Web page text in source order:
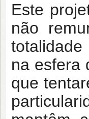
Este
não
na esfera
que